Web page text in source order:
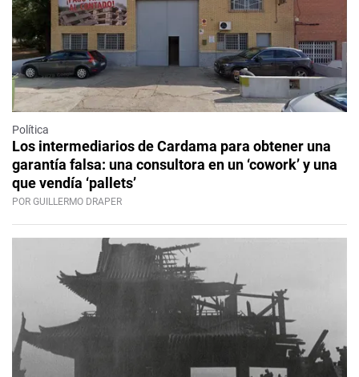
Política
Los intermediarios de Cardama para obtener una
garantía falsa: una consultora en un ‘cowork’ y una
que vendía ‘pallets’
POR GUILLERMO DRAPER